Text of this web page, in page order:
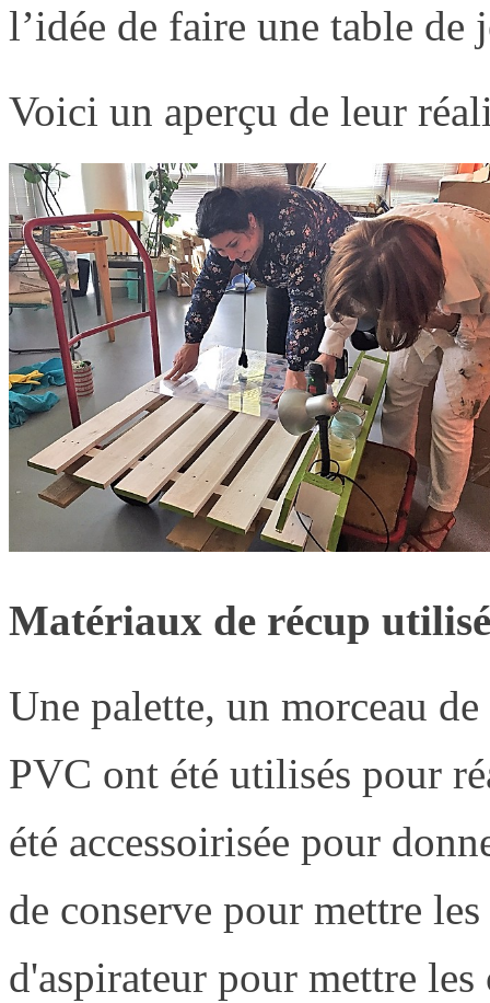
l’idée de faire une table de
Voici un aperçu de leur
Matériaux de récup
Une palette, un morceau
PVC ont été utilisés pour
été accessoirisée pour
de conserve pour mettre
d'aspirateur pour mettre